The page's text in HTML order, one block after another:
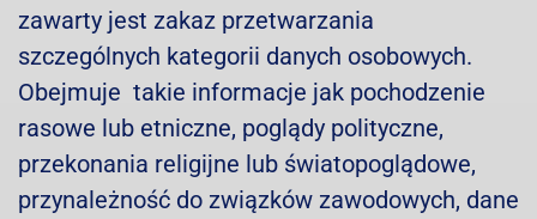
zawarty jest zakaz przetwarzania
szczególnych kategorii danych osobowych.
Obejmuje takie informacje jak pochodzenie
rasowe lub etniczne, poglądy polityczne,
przekonania religijne lub światopoglądowe,
przynależność do związków zawodowych, dane